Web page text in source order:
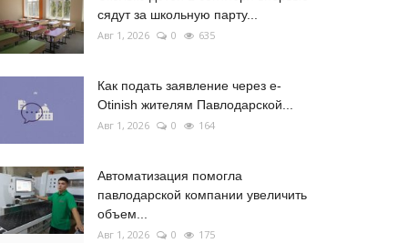
сядут за школьную парту...
Авг 1, 2026 0 635
Как подать заявление через e-
Otinish жителям Павлодарской...
Авг 1, 2026 0 164
Автоматизация помогла
павлодарской компании увеличить
объем...
Авг 1, 2026 0 175